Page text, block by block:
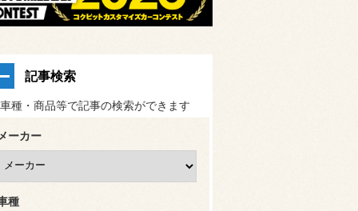
記事検索
種・商品等で記事の検索ができます
ーカー
種